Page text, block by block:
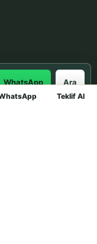
Teklif Al
WhatsApp Ara